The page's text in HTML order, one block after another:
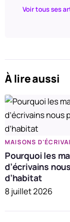
Voir tous ses
À lire aussi
MAISONS
Pourquoi les
d’écrivains
d’habitat
8 juillet 2026